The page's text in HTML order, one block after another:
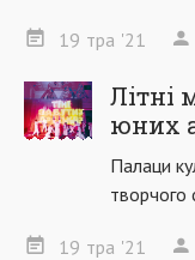
19 тра '21
Літні
юних
Палаци
творчого
19 тра '21